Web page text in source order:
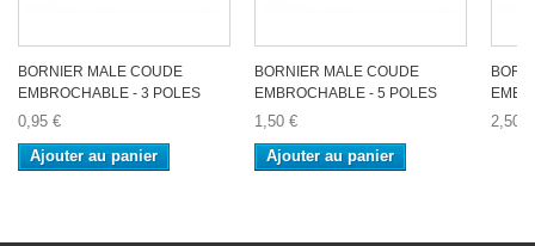
BORNIER MALE COUDE
EMBROCHABLE - 3 POLES
0,95 €
Ajouter au panier
BORNIER MALE COUDE
EMBROCHABLE - 5 POLES
1,50 €
Ajouter au panier
2,50 €